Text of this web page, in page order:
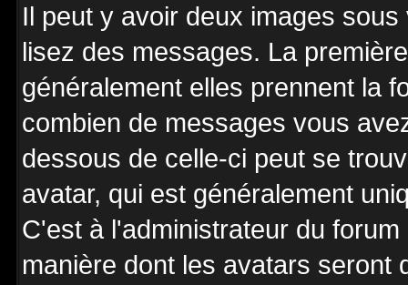
Il peut y avoir deux images
lisez des messages. La
généralement elles prennent la
combien de messages vous
dessous de celle-ci peut se
avatar, qui est généralement
C'est à l'administrateur du
manière dont les avatars seront